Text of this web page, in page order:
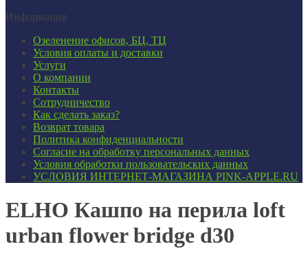
Информация
Озеленение офисов, БЦ, ТЦ
Условия оплаты и доставки
Услуги
О компании
Контакты
Сотрудничество
Как сделать заказ?
Возврат товара
Политика конфиденциальности
Согласие ​на обработку персональных данных
Условия обработки пользовательских данных
УСЛОВИЯ ИНТЕРНЕТ-МАГАЗИНА PINK-APPLE.RU
ELHO Кашпо на перила loft
urban flower bridge d30